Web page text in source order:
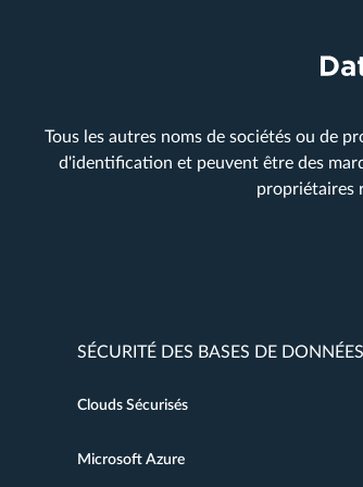
Tous les autres noms de sociétés ou de
d'identification et peuvent être des
propriétaires
SÉCURITÉ DES BASES DE
Clouds Sécurisés
Microsoft Azure